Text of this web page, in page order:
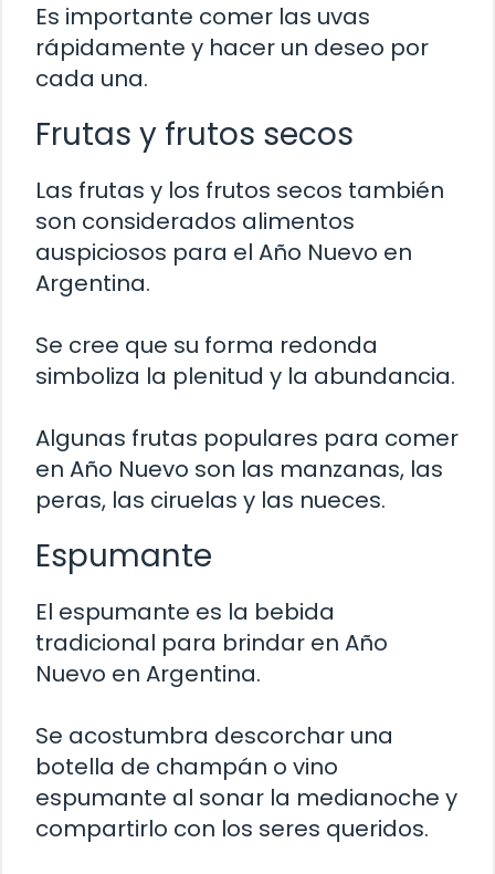
Es importante comer las uvas
rápidamente y hacer un deseo por
cada una.
Frutas y frutos secos
Las frutas y los frutos secos también
son considerados alimentos
auspiciosos para el Año Nuevo en
Argentina.
Se cree que su forma redonda
simboliza la plenitud y la abundancia.
Algunas frutas populares para comer
en Año Nuevo son las manzanas, las
peras, las ciruelas y las nueces.
Espumante
El espumante es la bebida
tradicional para brindar en Año
Nuevo en Argentina.
Se acostumbra descorchar una
botella de champán o vino
espumante al sonar la medianoche y
compartirlo con los seres queridos.